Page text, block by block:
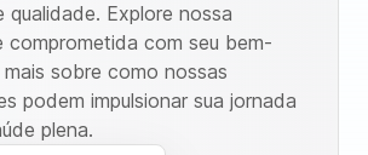
qualidade. Explore nossa
comprometida com seu bem-
sobre como nossas
podem impulsionar sua jornada
plena.